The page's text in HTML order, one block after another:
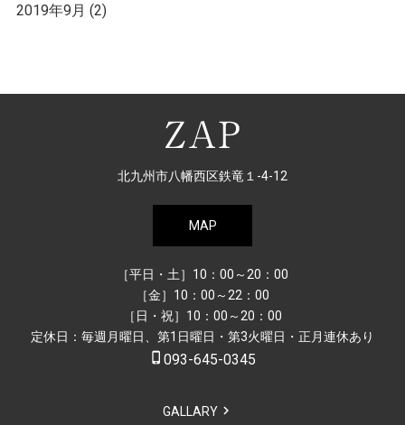
2019年9月 (2)
北九州市八幡西区鉄竜１-4-12
MAP
［平日・土］10：00～20：00
［金］10：00～22：00
［日・祝］10：00～20：00
定休日：毎週月曜日、第1日曜日・第3火曜日・正月連休あり
phone_iphone 093-645-0345
GALLARY